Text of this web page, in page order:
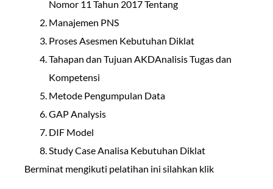
Nomor 11 Tahun 2017 Tentang
Manajemen PNS
Proses Asesmen Kebutuhan Diklat
Tahapan dan Tujuan AKDAnalisis Tugas dan
Kompetensi
Metode Pengumpulan Data
GAP Analysis
DIF Model
Study Case Analisa Kebutuhan Diklat
Berminat mengikuti pelatihan ini silahkan klik